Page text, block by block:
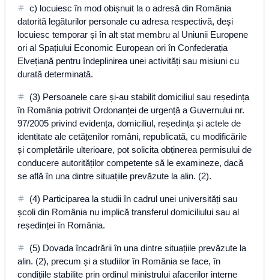
c) locuiesc în mod obișnuit la o adresă din România
datorită legăturilor personale cu adresa respectivă, deși
locuiesc temporar și în alt stat membru al Uniunii Europene
ori al Spațiului Economic European ori în Confederația
Elvețiană pentru îndeplinirea unei activități sau misiuni cu
durată determinată.
(3) Persoanele care și-au stabilit domiciliul sau reședința
în România potrivit Ordonanței de urgență a Guvernului nr.
97/2005 privind evidența, domiciliul, reședința și actele de
identitate ale cetățenilor români, republicată, cu modificările
și completările ulterioare, pot solicita obținerea permisului de
conducere autorităților competente să le examineze, dacă
se află în una dintre situațiile prevăzute la alin. (2).
(4) Participarea la studii în cadrul unei universități sau
școli din România nu implică transferul domiciliului sau al
reședinței în România.
(5) Dovada încadrării în una dintre situațiile prevăzute la
alin. (2), precum și a studiilor în România se face, în
condițiile stabilite prin ordinul ministrului afacerilor interne